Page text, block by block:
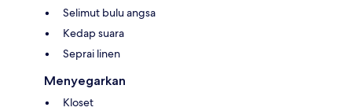
Selimut bulu angsa
Kedap suara
Seprai linen
Menyegarkan
Kloset